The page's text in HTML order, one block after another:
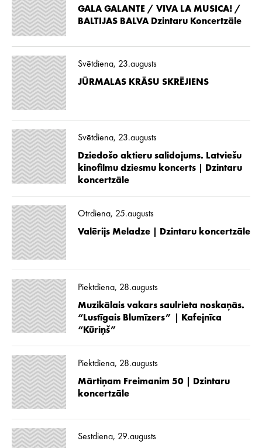
GALA GALANTE / VIVA LA MUSICA! /
BALTIJAS BALVA Dzintaru Koncertzāle
Svētdiena, 23.augusts
JŪRMALAS KRĀSU SKRĒJIENS
Svētdiena, 23.augusts
Dziedošo aktieru salidojums. Latviešu
kinofilmu dziesmu koncerts | Dzintaru
koncertzāle
Otrdiena, 25.augusts
Valērijs Meladze | Dzintaru koncertzāle
Piektdiena, 28.augusts
Muzikālais vakars saulrieta noskaņās.
“Lustīgais Blumīzers” | Kafejnīca
“Kūriņš”
Piektdiena, 28.augusts
Mārtiņam Freimanim 50 | Dzintaru
koncertzāle
Sestdiena, 29.augusts